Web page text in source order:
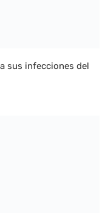
sus infecciones del